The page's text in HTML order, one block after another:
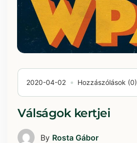
2020-04-02 Hozzászólások (0)
Válságok kertjei
By Rosta Gábor